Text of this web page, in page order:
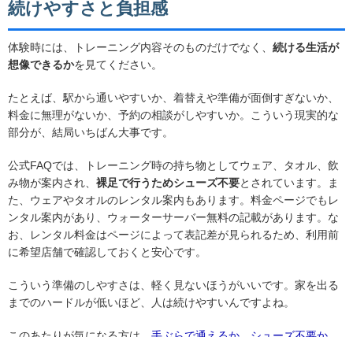
体験時には、トレーニング内容そのものだけでなく、
たとえば、駅から通いやすいか、着替えや準備が面倒すぎないか、
料金に無理がないか、予約の相談がしやすいか。こういう現実的な
部分が、結局いちばん大事です。
公式FAQでは、トレーニング時の持ち物としてウェア、タオル、飲
裸足で行うためシューズ不要
た、ウェアやタオルのレンタル案内もあります。料金ページでもレ
ンタル案内があり、ウォーターサーバー無料の記載があります。な
お、レンタル料金はページによって表記差が見られるため、利用前
に希望店舗で確認しておくと安心です。
こういう準備のしやすさは、軽く見ないほうがいいです。家を出る
までのハードルが低いほど、人は続けやすいんですよね。
このあたりが気になる方は、 手ぶらで通えるか 、 シューズ不要か
もあわせて見ると、かなり具体的に想像で
きます。